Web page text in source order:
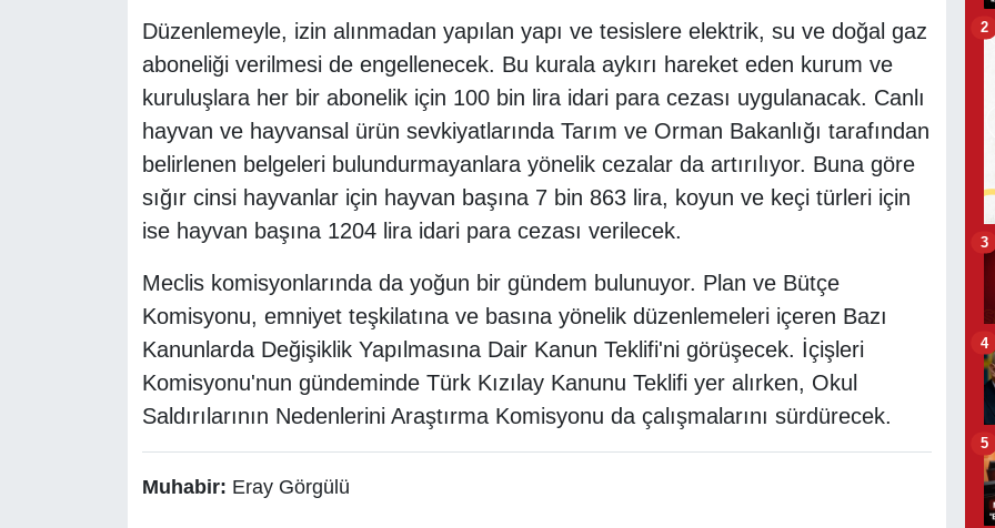
Düzenlemeyle, izin alınmadan yapılan yapı ve tesislere elektrik, su ve doğal gaz
aboneliği verilmesi de engellenecek. Bu kurala aykırı hareket eden kurum ve
kuruluşlara her bir abonelik için 100 bin lira idari para cezası uygulanacak. Canlı
hayvan ve hayvansal ürün sevkiyatlarında Tarım ve Orman Bakanlığı tarafından
belirlenen belgeleri bulundurmayanlara yönelik cezalar da artırılıyor. Buna göre
sığır cinsi hayvanlar için hayvan başına 7 bin 863 lira, koyun ve keçi türleri için
ise hayvan başına 1204 lira idari para cezası verilecek.
Meclis komisyonlarında da yoğun bir gündem bulunuyor. Plan ve Bütçe
Komisyonu, emniyet teşkilatına ve basına yönelik düzenlemeleri içeren Bazı
Kanunlarda Değişiklik Yapılmasına Dair Kanun Teklifi'ni görüşecek. İçişleri
Komisyonu'nun gündeminde Türk Kızılay Kanunu Teklifi yer alırken, Okul
Saldırılarının Nedenlerini Araştırma Komisyonu da çalışmalarını sürdürecek.
Muhabir: Eray Görgülü
2
3
4
5